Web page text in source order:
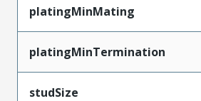
platingMinMating
platingMinTermination
studSize